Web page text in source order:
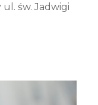
św. Jadwigi